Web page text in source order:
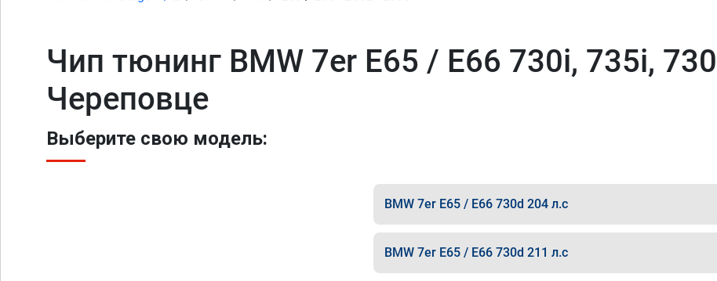
Чип тюнинг BMW 7er E65 / E66 730i, 735i,
Череповце
Выберите свою модель:
BMW 7er E65 / E66 730d 204 л.с
BMW 7er E65 / E66 730d 211 л.с